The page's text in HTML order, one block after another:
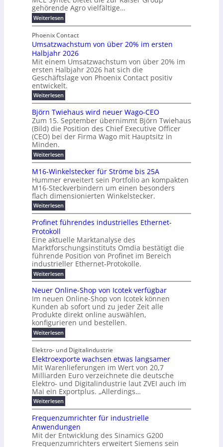
u
n
g
b
r
a
u
c
h
t
m
e
h
r
T
m
p
o
u
n
d
w
e
n
g
e
B
ü
r
o
k
r
a
i
e
e
r
g
u
f
ü
r
m
o
d
e
r
n
e
E
e
r
g
i
e
l
s
u
n
g
e
n
k
e
l
e
N
H
-
S
i
c
h
e
r
u
n
s
l
a
s
t
s
c
h
a
t
e
i
s
t
n
d
b
e
t
e
i
l
i
g
u
n
g
b
e
i
m
0
2
6
E
u
r
o
e
n
E
t
h
e
r
a
t
P
l
u
g
F
e
s
t
gehörende Agro vielfältige…
Weiterlesen:
M
h
r
f
a
c
h
d
u
r
c
f
ü
h
r
n
g
e
n
f
ü
r
e
ff
i
z
i
n
t
e
r
e
s
K
a
b
e
l
m
a
n
a
e
m
e
n
t
Phoenix Contact
Umsatzwachstum von über 20% im ersten
Halbjahr 2026
Mit einem Umsatzwachstum von über 20% im
ersten Halbjahr 2026 hat sich die
Geschäftslage von Phoenix Contact positiv
entwickelt.
Weiterlesen:
U
m
s
a
t
z
a
c
h
s
t
u
m
v
o
n
ü
b
r
2
0
%
i
m
e
r
t
e
n
H
a
l
b
j
a
h
r
2
0
2
6
Björn Twiehaus wird neuer Wago-CEO
Zum 15. September übernimmt Björn Twiehaus
(Bild) die Position des Chief Executive Officer
(CEO) bei der Firma Wago mit Hauptsitz in
Minden.
Weiterlesen:
B
ö
r
n
T
w
i
h
u
s
w
r
d
n
e
u
r
W
a
g
o
-
C
E
O
M16-Winkelstecker für Ströme bis 25A
Hummer erweitert sein Portfolio an kompakten
M16-Steckverbindern um einen besonders
flach dimensionierten Winkelstecker.
Weiterlesen:
M
1
6
W
i
n
k
e
l
s
t
c
k
e
r
ü
S
t
r
ö
m
e
b
i
s
5
A
Profinet führendes industrielles Ethernet-
Protokoll
Eine aktuelle Marktanalyse des
Marktforschungsinstituts Omdia bestätigt die
führende Position von Profinet im Bereich
industrieller Ethernet-Protokolle.
Weiterlesen:
P
r
o
i
n
e
t
f
ü
h
r
e
n
d
e
s
i
n
u
s
t
r
Neuer Online-Shop von Icotek verfügbar
Im neuen Online-Shop von Icotek können
Kunden ab sofort und zu jeder Zeit alle
Produkte direkt online auswählen,
konfigurieren und bestellen.
Weiterlesen:
N
u
e
r
O
n
l
i
n
e
-
S
h
o
p
Elektro- und Digitalindustrie
Elektroexporte wachsen etwas langsamer
Mit Warenlieferungen im Wert von 20,7
Milliarden Euro verzeichnete die deutsche
Elektro- und Digitalindustrie laut ZVEI auch im
Mai ein Exportplus. „Allerdings…
Weiterlesen:
E
e
k
t
r
Frequenzumrichter für industrielle
Anwendungen
Mit der Entwicklung des Sinamics G200
Frequenzumrichters erweitert Siemens sein